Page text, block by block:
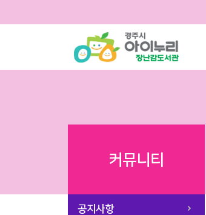
커뮤니티
공지사항